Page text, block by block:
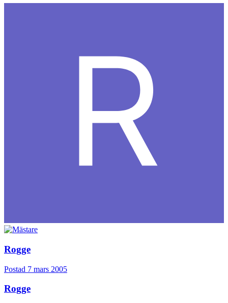
Rogge
Postad 7 mars 2005
Rogge